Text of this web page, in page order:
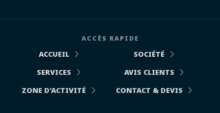
ACCÈS RAPIDE
ACCUEIL
SOCIÉTÉ
SERVICES
AVIS CLIENTS
ZONE D'ACTIVITÉ
CONTACT & DEVIS